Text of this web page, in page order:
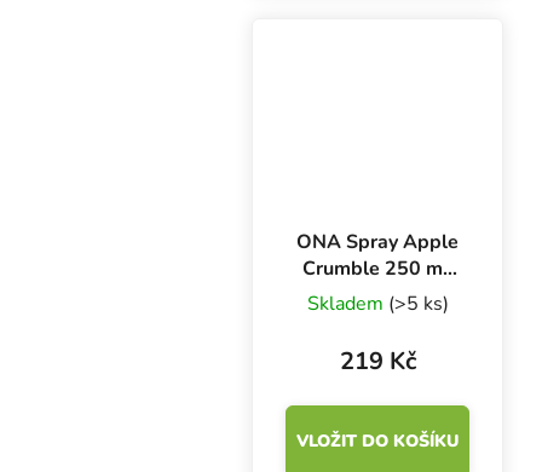
ONA Spray Apple
Crumble 250 ml,
neutralizér
zápachu
Skladem (>5 ks)
219 Kč
VLOŽIT DO KOŠÍKU